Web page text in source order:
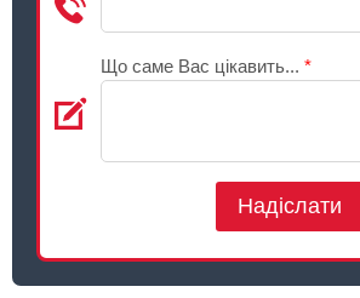
Що саме Вас цікавить... *
Надіслати